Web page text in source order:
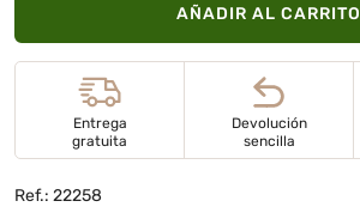
AÑADIR AL CARRITO
Entrega
gratuita
Devolución
sencilla
Ref.: 22258